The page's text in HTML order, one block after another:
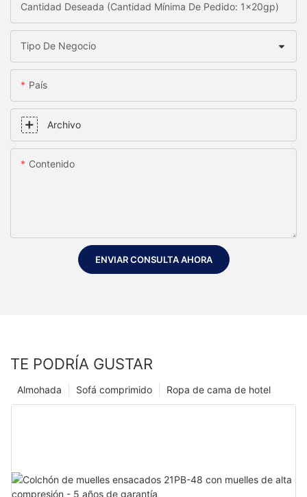
Cantidad Deseada (Cantidad Mínima De Pedido: 1x20gp)
Tipo De Negocio
País
Archivo
Contenido
ENVIAR CONSULTA AHORA
TE PODRÍA GUSTAR
Ropa de cama de hotel
Sofá comprimido
Almohada